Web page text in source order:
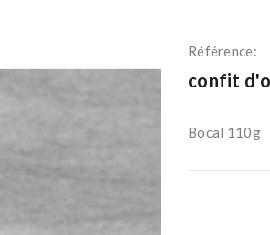
Référence:
confit
Bocal 110g